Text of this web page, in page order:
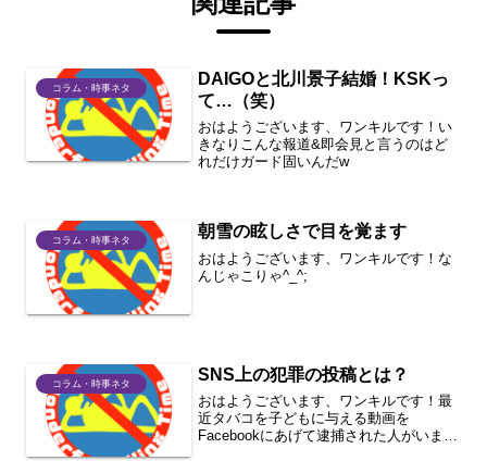
コラム・時事ネタ
DAIGOと北川景子結婚！KSKっ
て…（笑）
おはようございます、ワンキルです！い
きなりこんな報道&即会見と言うのはど
れだけガード固いんだw
コラム・時事ネタ 朝雪の眩しさで目を覚ます
おはようございます、ワンキルです！な
んじゃこりゃ^_^;
コラム・時事ネタ SNS上の犯罪の投稿とは？
おはようございます、ワンキルです！最
近タバコを子どもに与える動画を
Facebookにあげて逮捕された人がいまし